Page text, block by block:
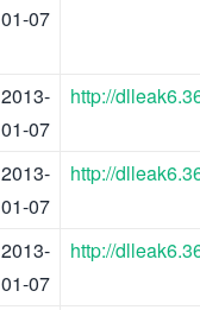
01-07
2013-
01-07
http://
2013-
01-07
http://
2013-
01-07
http://